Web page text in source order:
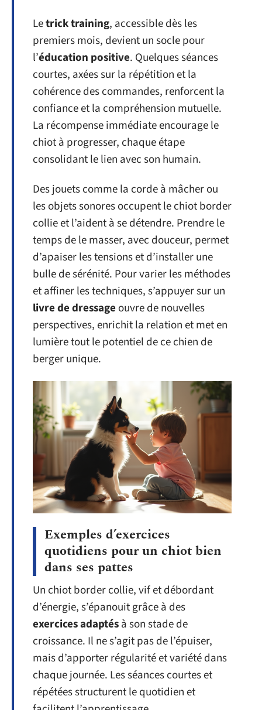
Letrick training, accessible dès les
premiers mois, devient un socle pour
l’éducation positive. Quelques séances
courtes, axées sur la répétition et la
cohérence des commandes, renforcent la
confiance et la compréhension mutuelle.
La récompense immédiate encourage le
chiot à progresser, chaque étape
consolidant le lien avec son humain.
Des jouets comme la corde à mâcher ou
les objets sonores occupent le chiot border
collie et l’aident à se détendre. Prendre le
temps de le masser, avec douceur, permet
d’apaiser les tensions et d’installer une
bulle de sérénité. Pour varier les méthodes
et affiner les techniques, s’appuyer sur un
livre de dressage ouvre de nouvelles
perspectives, enrichit la relation et met en
lumière tout le potentiel de ce chien de
berger unique.
Exemples d’exercices
quotidiens pour un chiot bien
dans ses pattes
Un chiot border collie, vif et débordant
d’énergie, s’épanouit grâce à des
exercices adaptésà son stade de
croissance. Il ne s’agit pas de l’épuiser,
mais d’apporter régularité et variété dans
chaque journée. Les séances courtes et
répétées structurent le quotidien et